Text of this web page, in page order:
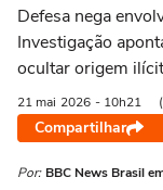
Defesa nega
Investigação
ocultar origem
21 mai 2026 - 10h21
Compartilhar
Por: BBC News Brasil